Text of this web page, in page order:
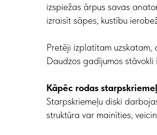
izspiežas ārpus savas
izraisīt sāpes, kustību
Pretēji izplatītam uzskatam,
Daudzos gadījumos
Kāpēc rodas
Starpskriemeļu diski
struktūra var mainīties,